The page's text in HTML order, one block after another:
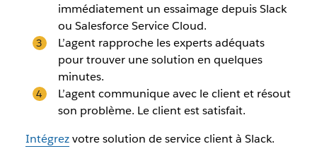
immédiatement un essaimage depuis Slack
ou Salesforce Service Cloud.
L’agent rapproche les experts adéquats
pour trouver une solution en quelques
minutes.
L’agent communique avec le client et résout
son problème. Le client est satisfait.
Intégrezvotre solution de service client à Slack.